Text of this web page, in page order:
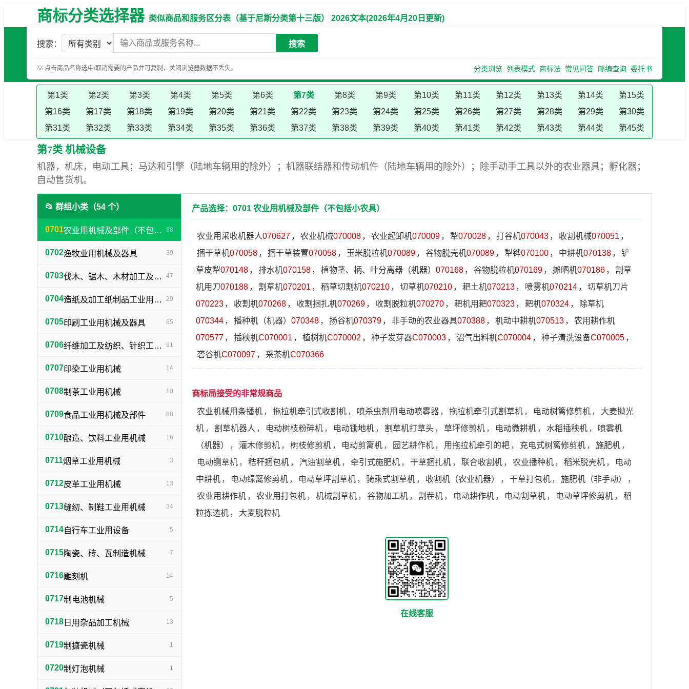
商标分类选择器类似商品和服务区分表（基于尼斯分类第十三版） 2026文本(2026年4月20日更新)
搜索： 搜索
💡 点击商品名称选中/取消需要的产品并可复制，关闭浏览器数据不丢失。 分类浏览 列表模式 商标法 常见问答 邮编查询 委托书
第1类 第2类 第3类 第4类 第5类 第6类 第7类 第8类 第9类 第10类 第11类 第12类 第13类 第14类
第15类
第16类
第17类 第18类 第19类 第20类 第21类 第22类 第23类 第24类 第25类 第26类 第27类 第28类 第29类
第30类
第31类
第32类 第33类 第34类 第35类 第36类 第37类 第38类 第39类 第40类 第41类 第42类 第43类 第44类 第45类
第7类 机械设备
机器，机床，电动工具；马达和引擎（陆地车辆用的除外）；机器联结器和传动机件（陆地车辆用的除外）；除手动手工具以外的农业器具；孵化器；
自动售货机。
📂 群组小类（54 个）
0701 农业用机械及部件（不包括小农具） 88
0702渔牧业用机械及器具 39
0703 伐木、锯木、木材加工及火柴生产用机械及器具 47
0704 造纸及加工纸制品工业用机械及器具 29
0705印刷工业用机械及器具 65
0706 纤维加工及纺织、针织工业用机械及部件 91
0707印染工业用机械 14
0708制茶工业用机械 10
0709食品工业用机械及部件 88
0710酿造、饮料工业用机械 16
0711烟草工业用机械 3
0712皮革工业用机械 13
0713缝纫、制鞋工业用机械 34
0714自行车工业用设备 5
0715陶瓷、砖、瓦制造机械 7
0716雕刻机 14
0717制电池机械 5
0718 日用杂品加工机械 13
0719制搪瓷机械 1
0720制灯泡机械 1
产品选择：0701 农业用机械及部件（不包括小农具）
农业用采收机器人070627 ， 农业机械070008 ， 农业起卸机070009 ， 犁070028 ， 打谷机070043 ， 收割机械070051 ，
捆干草机070058 ， 捆干草装置070058 ， 玉米脱粒机070089 ， 谷物脱壳机070089 ， 犁铧070100 ， 中耕机070138 ，
铲
草皮犁070148 ， 排水机070158 ， 植物茎、柄、叶分离器（机器） 070168 ， 谷物脱粒机070169 ， 摊晒机070186 ，
割草
机用刀070188 ， 割草机070201 ， 稻草切割机070210 ， 切草机070210 ， 耙土机070213 ， 喷雾机070214 ，
切草机刀片
070223 ， 收割机070268 ， 收割捆扎机070269 ， 收割脱粒机070270 ， 耙机用耙070323 ， 耙机070324 ，
除草机
070344 ， 播种机（机器） 070348 ， 扬谷机070379 ， 非手动的农业器具070388 ， 机动中耕机070513 ，
农用耕作机
070577 ， 插秧机C070001 ， 植树机C070002 ， 种子发芽器C070003 ， 沼气出料机C070004 ， 种子清洗设备C070005 ，
砻谷机C070097 ， 采茶机C070366
商标局接受的非常规商品
农业机械用条播机 ， 拖拉机牵引式收割机 ， 喷杀虫剂用电动喷雾器 ， 拖拉机牵引式割草机 ， 电动树篱修剪机 ，
大麦抛光
机 ， 割草机器人 ， 电动树枝粉碎机 ， 电动锄地机 ， 割草机打草头 ， 草坪修剪机 ， 电动微耕机 ， 水稻插秧机 ，
喷雾机
（机器）
， 灌木修剪机 ， 树枝修剪机 ， 电动剪篱机 ， 园艺耕作机 ， 用拖拉机牵引的耙 ， 充电式树篱修剪机 ， 施肥机 ，
电动铡草机 ， 秸秆捆包机 ， 汽油割草机 ， 牵引式施肥机 ， 干草捆扎机 ， 联合收割机 ， 农业播种机 ， 稻米脱壳机 ，
电动
中耕机 ， 电动绿篱修剪机 ， 电动草坪割草机 ， 骑乘式割草机 ， 收割机（农业机器） ， 干草打包机 ， 施肥机（非手动）
，
农业用耕作机 ， 农业用打包机 ， 机械割草机 ， 谷物加工机 ， 割茬机 ， 电动耕作机 ， 电动割草机 ， 电动草坪修剪机 ，
稻
粒拣选机 ， 大麦脱粒机
在线客服